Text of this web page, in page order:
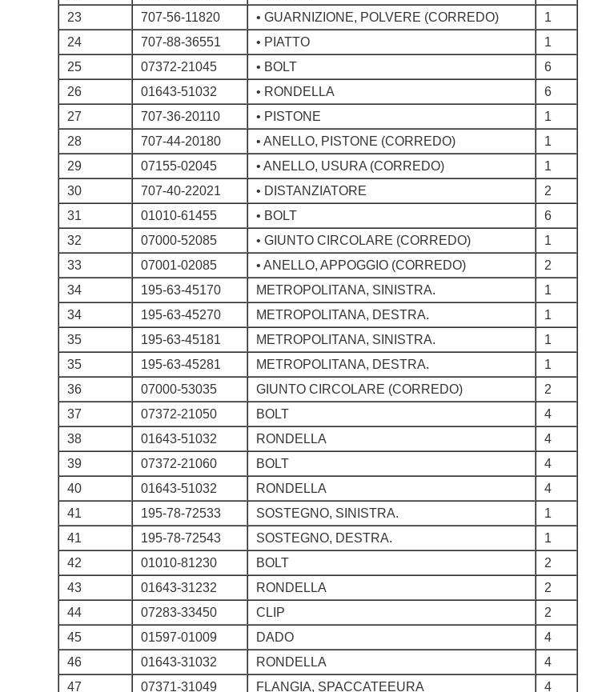
23
707-56-11820 • GUARNIZIONE, POLVERE (CORREDO)
1
24
707-88-36551 • PIATTO
1
25
07372-21045 • BOLT
6
26
01643-51032 • RONDELLA
6
27
707-36-20110 • PISTONE
1
28
707-44-20180 • ANELLO, PISTONE (CORREDO)
1
29
07155-02045 • ANELLO, USURA (CORREDO)
1
30
707-40-22021 • DISTANZIATORE
2
31
01010-61455 • BOLT
6
32
07000-52085 • GIUNTO CIRCOLARE (CORREDO)
1
33
07001-02085 • ANELLO, APPOGGIO (CORREDO)
2
34
195-63-45170 METROPOLITANA, SINISTRA.
1
34
195-63-45270 METROPOLITANA, DESTRA.
1
35
195-63-45181 METROPOLITANA, SINISTRA.
1
35
195-63-45281 METROPOLITANA, DESTRA.
1
36
07000-53035 GIUNTO CIRCOLARE (CORREDO)
2
37
07372-21050 BOLT
4
38
01643-51032 RONDELLA
4
39
07372-21060 BOLT
4
40
01643-51032 RONDELLA
4
41
195-78-72533 SOSTEGNO, SINISTRA.
1
41
195-78-72543 SOSTEGNO, DESTRA.
1
42
01010-81230 BOLT
2
43
01643-31232 RONDELLA
2
44
07283-33450 CLIP
2
45
01597-01009 DADO
4
46
01643-31032 RONDELLA
4
47
07371-31049 FLANGIA, SPACCATEEURA 4